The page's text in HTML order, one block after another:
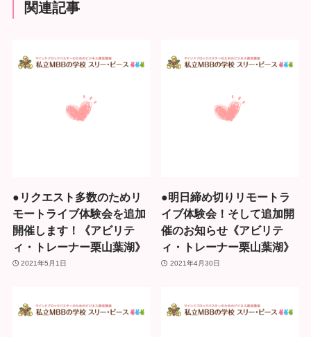
関連記事
●リクエスト多数のためリ
モートライブ体験会を追加
開催します！《アビリテ
ィ・トレーナー栗山葉湖》
2021年5月1日
●明日締め切りリモートラ
イブ体験会！そして追加開
催のお知らせ《アビリテ
ィ・トレーナー栗山葉湖》
2021年4月30日